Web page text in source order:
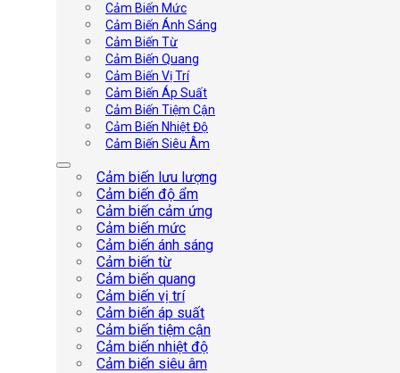
Cảm Biến Mức
Cảm Biến Ánh Sáng
Cảm Biến Từ
Cảm Biến Quang
Cảm Biến Vị Trí
Cảm Biến Áp Suất
Cảm Biến Tiệm Cận
Cảm Biến Nhiệt Độ
Cảm Biến Siêu Âm
Cảm biến lưu lượng
Cảm biến độ ẩm
Cảm biến cảm ứng
Cảm biến mức
Cảm biến ánh sáng
Cảm biến từ
Cảm biến quang
Cảm biến vị trí
Cảm biến áp suất
Cảm biến tiệm cận
Cảm biến nhiệt độ
Cảm biến siêu âm